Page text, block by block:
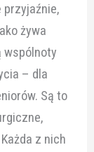
przyjaźnie,
żywa
wspólnoty
– dla
Są to
Każda z nich